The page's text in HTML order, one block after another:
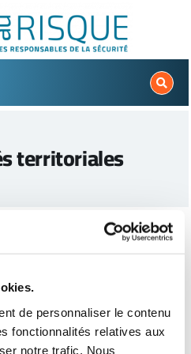
de personnaliser le contenu
fonctionnalités relatives aux
notre trafic. Nous
territoriales